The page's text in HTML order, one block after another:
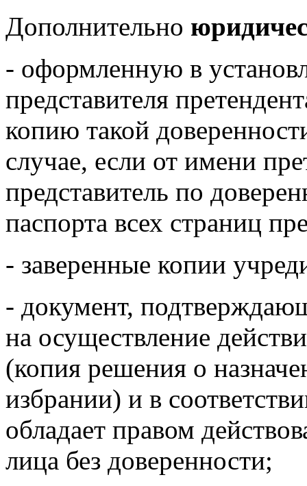
Дополнительно
- оформленную в
представителя
копию такой
случае, если от имени
представитель по
паспорта всех страниц
- заверенные копии
- документ,
на осуществление
(копия решения о
избрании) и в
обладает правом
лица без доверенности;